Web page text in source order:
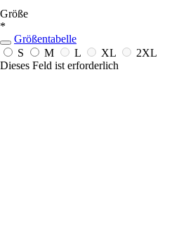
Größe
*
Größentabelle
S
M L XL
2XL
Dieses Feld ist erforderlich